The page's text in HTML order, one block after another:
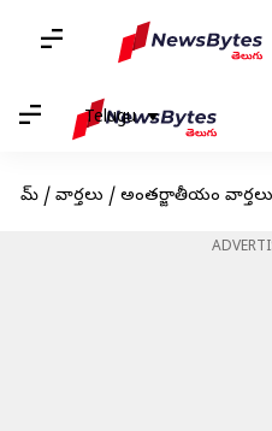
Telugu
హోమ్ / వార్తలు / అంతర్జాతీయం వార్తలు